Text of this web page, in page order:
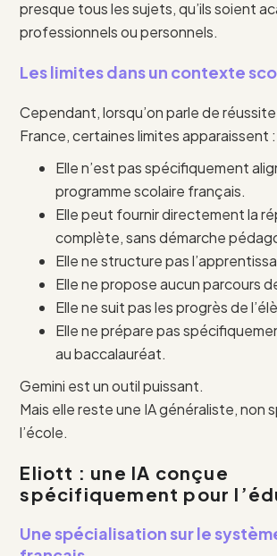
presque tous les sujets, qu’ils soient
professionnels ou personnels.
Les limites dans un contexte
Cependant, lorsqu’on parle de
France, certaines limites apparaissent :
Elle n’est pas spécifiquement
programme scolaire français.
Elle peut fournir directement la
complète, sans démarche
Elle ne structure pas
Elle ne propose aucun parcours
Elle ne suit pas les progrès de
Elle ne prépare pas
au baccalauréat.
Gemini est un outil puissant.
Mais elle reste une IA généraliste, non
l’école.
Eliott : une IA conçue
spécifiquement pour
Une spécialisation sur le